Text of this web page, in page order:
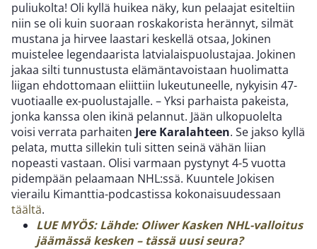
puliukolta! Oli kyllä huikea näky, kun pelaajat esiteltiin
niin se oli kuin suoraan roskakorista herännyt, silmät
mustana ja hirvee laastari keskellä otsaa, Jokinen
muistelee legendaarista latvialaispuolustajaa. Jokinen
jakaa silti tunnustusta elämäntavoistaan huolimatta
liigan ehdottomaan eliittiin lukeutuneelle, nykyisin 47-
vuotiaalle ex-puolustajalle. – Yksi parhaista pakeista,
jonka kanssa olen ikinä pelannut. Jään ulkopuolelta
voisi verrata parhaiten Jere Karalahteen. Se jakso kyllä
pelata, mutta sillekin tuli sitten seinä vähän liian
nopeasti vastaan. Olisi varmaan pystynyt 4-5 vuotta
pidempään pelaamaan NHL:ssä. Kuuntele Jokisen
vierailu Kimanttia-podcastissa kokonaisuudessaan
täältä.
LUE MYÖS: Lähde: Oliwer Kasken NHL-valloitus
jäämässä kesken – tässä uusi seura?